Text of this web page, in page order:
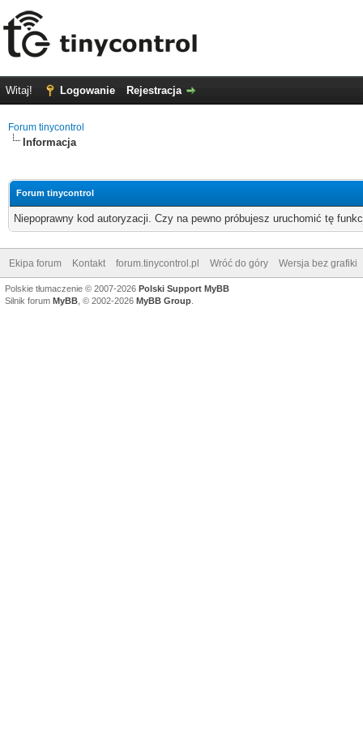
Witaj! Logowanie Rejestracja
Forum tinycontrol
Informacja
Forum tinycontrol
Niepoprawny kod autoryzacji. Czy na pewno próbujesz uruchomić tę
Ekipa forum Kontakt forum.tinycontrol.pl Wróć do góry Wersja bez grafiki
Polskie tłumaczenie © 2007-2026 Polski Support MyBB
Silnik forum MyBB , © 2002-2026 MyBB Group